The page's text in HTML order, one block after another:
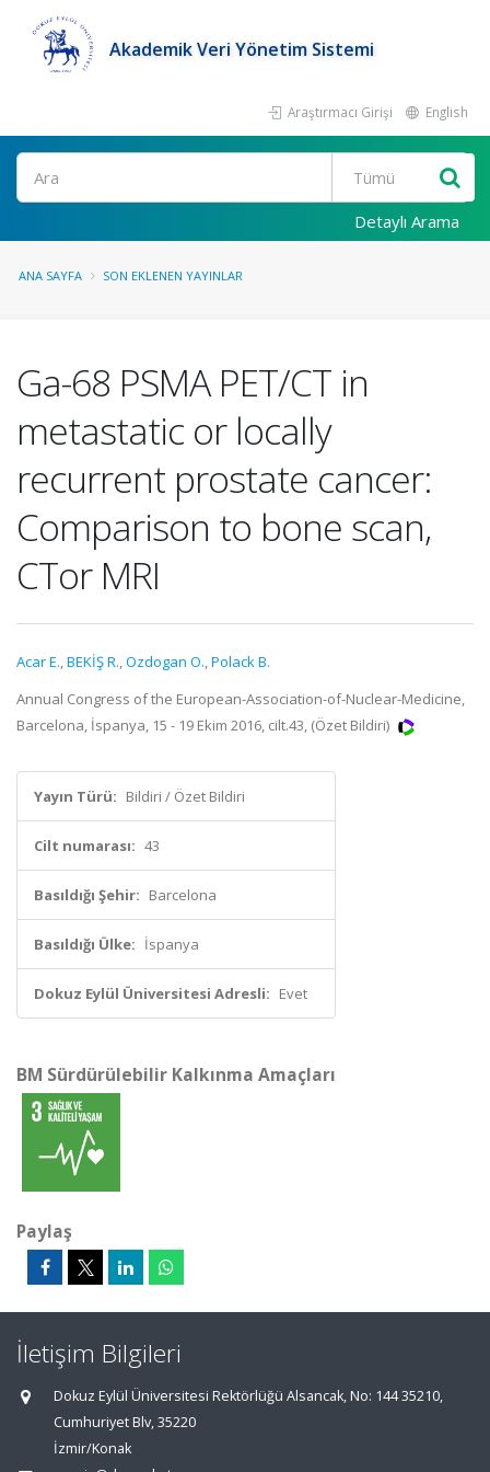
Akademik Veri Yönetim Sistemi
Araştırmacı Girişi English
Ara
Detaylı Arama
ANA SAYFA SON EKLENEN YAYINLAR
Ga-68 PSMA PET/CT in
metastatic or locally
recurrent prostate cancer:
Comparison to bone scan,
CTor MRI
Acar E.,BEKİŞ R.,Ozdogan O.,Polack B.
Annual Congress of the European-Association-of-Nuclear-Medicine,
Barcelona, İspanya, 15 - 19 Ekim 2016, cilt.43, (Özet Bildiri)
Yayın Türü: Bildiri / Özet Bildiri
Cilt numarası: 43
Basıldığı Şehir: Barcelona
Basıldığı Ülke: İspanya
Dokuz Eylül Üniversitesi Adresli: Evet
BM Sürdürülebilir Kalkınma Amaçları
Paylaş
İletişim Bilgileri
Dokuz Eylül Üniversitesi Rektörlüğü Alsancak, No: 144 35210,
Cumhuriyet Blv, 35220
İzmir/Konak